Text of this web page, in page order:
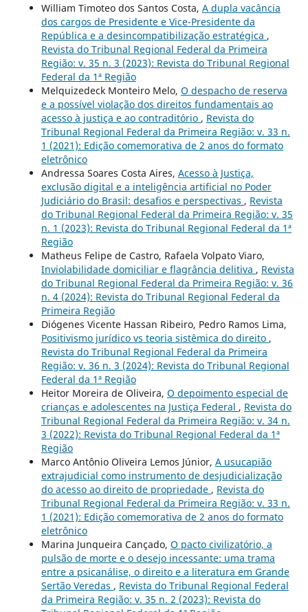
William Timoteo dos Santos Costa, A dupla vacância
dos cargos de Presidente e Vice-Presidente da
República e a desincompatibilização estratégica ,
Revista do Tribunal Regional Federal da Primeira
Região: v. 35 n. 3 (2023): Revista do Tribunal Regional
Federal da 1ª Região
Melquizedeck Monteiro Melo, O despacho de reserva
e a possível violação dos direitos fundamentais ao
acesso à justiça e ao contraditório , Revista do
Tribunal Regional Federal da Primeira Região: v. 33 n.
1 (2021): Edição comemorativa de 2 anos do formato
eletrônico
Andressa Soares Costa Aires, Acesso à Justiça,
exclusão digital e a inteligência artificial no Poder
Judiciário do Brasil: desafios e perspectivas , Revista
do Tribunal Regional Federal da Primeira Região: v. 35
n. 1 (2023): Revista do Tribunal Regional Federal da 1ª
Região
Matheus Felipe de Castro, Rafaela Volpato Viaro,
Inviolabilidade domiciliar e flagrância delitiva , Revista
do Tribunal Regional Federal da Primeira Região: v. 36
n. 4 (2024): Revista do Tribunal Regional Federal da
Primeira Região
Diógenes Vicente Hassan Ribeiro, Pedro Ramos Lima,
Positivismo jurídico vs teoria sistêmica do direito ,
Revista do Tribunal Regional Federal da Primeira
Região: v. 36 n. 3 (2024): Revista do Tribunal Regional
Federal da 1ª Região
Heitor Moreira de Oliveira, O depoimento especial de
crianças e adolescentes na Justiça Federal , Revista do
Tribunal Regional Federal da Primeira Região: v. 34 n.
3 (2022): Revista do Tribunal Regional Federal da 1ª
Região
Marco Antônio Oliveira Lemos Júnior, A usucapião
extrajudicial como instrumento de desjudicialização
do acesso ao direito de propriedade , Revista do
Tribunal Regional Federal da Primeira Região: v. 33 n.
1 (2021): Edição comemorativa de 2 anos do formato
eletrônico
Marina Junqueira Cançado, O pacto civilizatório, a
pulsão de morte e o desejo incessante: uma trama
entre a psicanálise, o direito e a literatura em Grande
Sertão Veredas , Revista do Tribunal Regional Federal
da Primeira Região: v. 35 n. 2 (2023): Revista do